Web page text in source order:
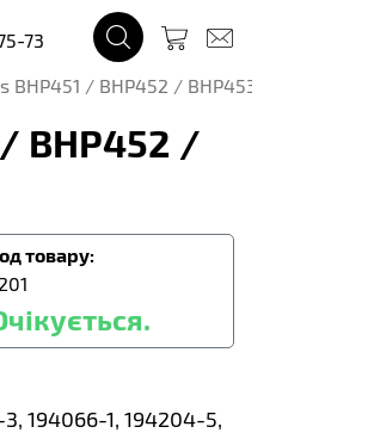
73
BHP451 / BHP452 / BHP453 / BHP454 /
BHP452 /
товару:
194066-1, 194204-5,